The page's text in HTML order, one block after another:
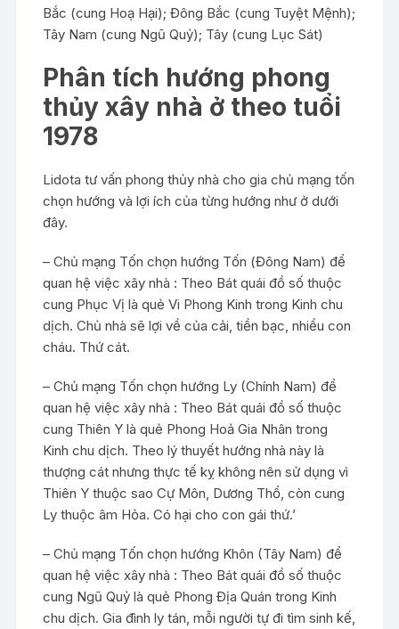
Bắc (cung Hoạ Hại); Đông Bắc (cung Tuyệt Mệnh);
Tây Nam (cung Ngũ Quỷ); Tây (cung Lục Sát)
Phân tích hướng phong
thủy xây nhà ở theo tuổi
1978
Lidota tư vấn phong thủy nhà cho gia chủ mạng tốn
chọn hướng và lợi ích của từng hướng như ở dưới
đây.
– Chủ mạng Tốn chọn hướng Tốn (Đông Nam) để
quan hệ việc xây nhà : Theo Bát quái đồ số thuộc
cung Phục Vị là quẻ Vi Phong Kinh trong Kinh chu
dịch. Chủ nhà sẽ lợi về của cải, tiền bạc, nhiều con
cháu. Thứ cát.
– Chủ mạng Tốn chọn hướng Ly (Chính Nam) để
quan hệ việc xây nhà : Theo Bát quái đồ số thuộc
cung Thiên Y là quẻ Phong Hoả Gia Nhân trong
Kinh chu dịch. Theo lý thuyết hướng nhà này là
thượng cát nhưng thực tế kỵ không nên sử dụng vì
Thiên Y thuộc sao Cự Môn, Dương Thổ, còn cung
Ly thuộc âm Hỏa. Có hại cho con gái thứ.’
– Chủ mạng Tốn chọn hướng Khôn (Tây Nam) để
quan hệ việc xây nhà : Theo Bát quái đồ số thuộc
cung Ngũ Quỷ là quẻ Phong Địa Quán trong Kinh
chu dịch. Gia đình ly tán, mỗi người tự đi tìm sinh kế,